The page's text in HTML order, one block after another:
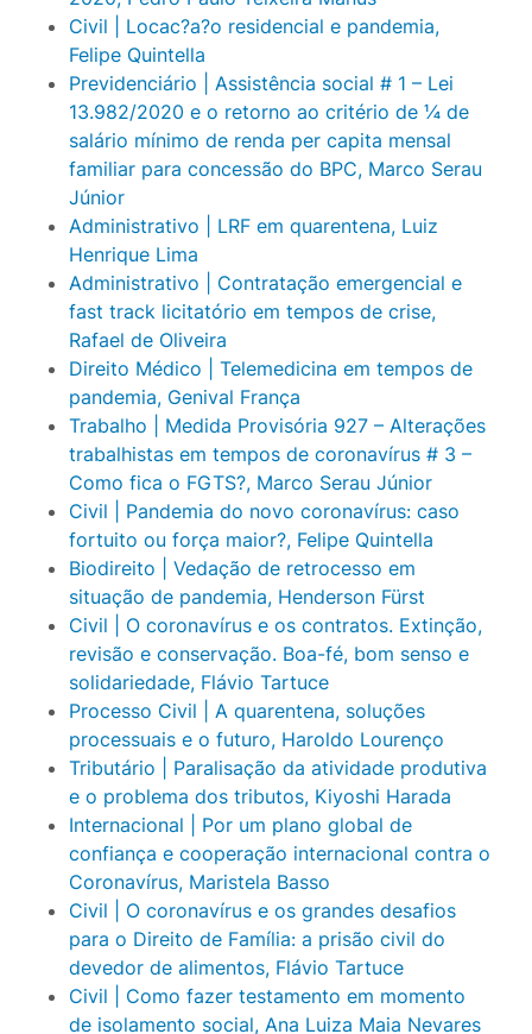
Civil | Locac?a?o residencial e pandemia,
Felipe Quintella
Previdenciário | Assistência social # 1 – Lei
13.982/2020 e o retorno ao critério de ¼ de
salário mínimo de renda per capita mensal
familiar para concessão do BPC, Marco Serau
Júnior
Administrativo | LRF em quarentena, Luiz
Henrique Lima
Administrativo | Contratação emergencial e
fast track licitatório em tempos de crise,
Rafael de Oliveira
Direito Médico | Telemedicina em tempos de
pandemia, Genival França
Trabalho | Medida Provisória 927 – Alterações
trabalhistas em tempos de coronavírus # 3 –
Como fica o FGTS?, Marco Serau Júnior
Civil | Pandemia do novo coronavírus: caso
fortuito ou força maior?, Felipe Quintella
Biodireito | Vedação de retrocesso em
situação de pandemia, Henderson Fürst
Civil | O coronavírus e os contratos. Extinção,
revisão e conservação. Boa-fé, bom senso e
solidariedade, Flávio Tartuce
Processo Civil | A quarentena, soluções
processuais e o futuro, Haroldo Lourenço
Tributário | Paralisação da atividade produtiva
e o problema dos tributos, Kiyoshi Harada
Internacional | Por um plano global de
confiança e cooperação internacional contra o
Coronavírus, Maristela Basso
Civil | O coronavírus e os grandes desafios
para o Direito de Família: a prisão civil do
devedor de alimentos, Flávio Tartuce
Civil | Como fazer testamento em momento
de isolamento social, Ana Luiza Maia Nevares